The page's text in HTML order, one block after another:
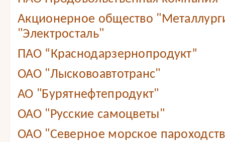
Акционерное общество
"Электросталь"
ПАО “Краснодарзернопродукт”
ОАО "Лысковоавтотранс"
АО "Бурятнефтепродукт"
ОАО "Русские самоцветы"
ОАО "Северное морское